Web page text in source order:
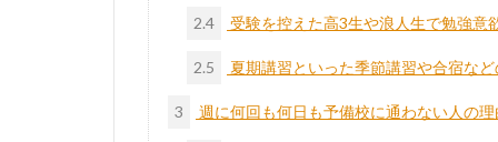
2.4 受験を控えた高3生や浪人生で勉強意
2.5 夏期講習といった季節講習や合宿な
3 週に何回も何日も予備校に通わない人の理